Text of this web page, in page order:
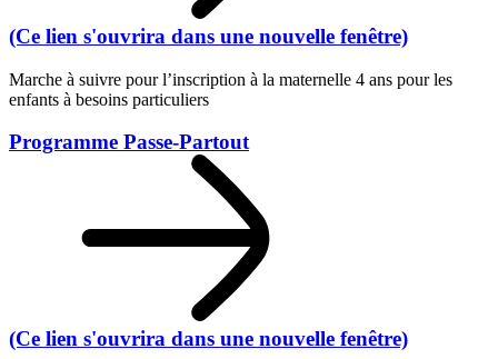
(Ce lien s'ouvrira dans une nouvelle fenêtre)
Marche à suivre pour l’inscription à la maternelle 4 ans pour les
enfants à besoins particuliers
Programme Passe-Partout
(Ce lien s'ouvrira dans une nouvelle fenêtre)